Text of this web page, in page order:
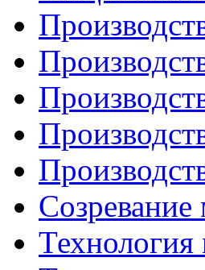
Созревание
Технология